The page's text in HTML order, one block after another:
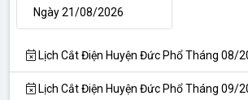
Ngày 21/08/2026
Lịch Cắt Điện Huyện Đức Phổ Tháng 08/
Lịch Cắt Điện Huyện Đức Phổ Tháng 09/